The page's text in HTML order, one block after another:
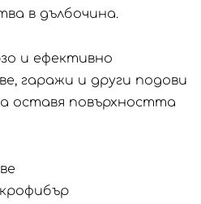
в дълбочина.
и ефективно
гаражи и други подови
оставя повърхността